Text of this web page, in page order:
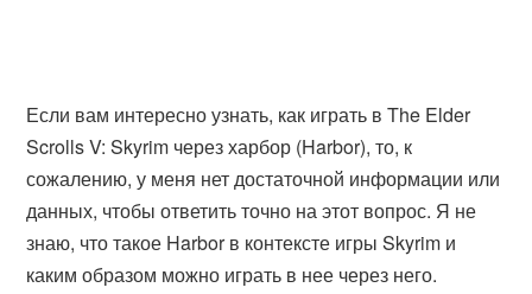
Если вам интересно узнать, как играть в The Elder
Scrolls V: Skyrim через харбор (Harbor), то, к
сожалению, у меня нет достаточной информации или
данных, чтобы ответить точно на этот вопрос. Я не
знаю, что такое Harbor в контексте игры Skyrim и
каким образом можно играть в нее через него.